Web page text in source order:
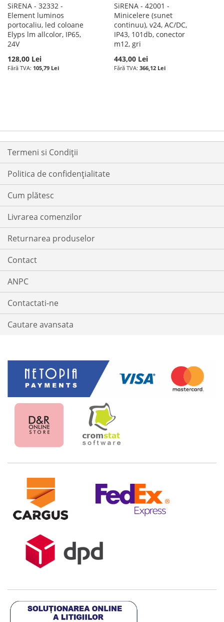
SiRENA - 32332 -
Element luminos
portocaliu, led coloane
Elyps lm allcolor, IP65,
24V
128,00 Lei
105,79 Lei
SiRENA - 42001 -
Minicelere (sunet
continuu), v24, AC/DC,
IP43, 101db, conector
m12, gri
443,00 Lei
366,12 Lei
Termeni si Condiții
Politica de confidențialitate
Cum plătesc
Livrarea comenzilor
Returnarea produselor
Contact
ANPC
Contactati-ne
Cautare avansata